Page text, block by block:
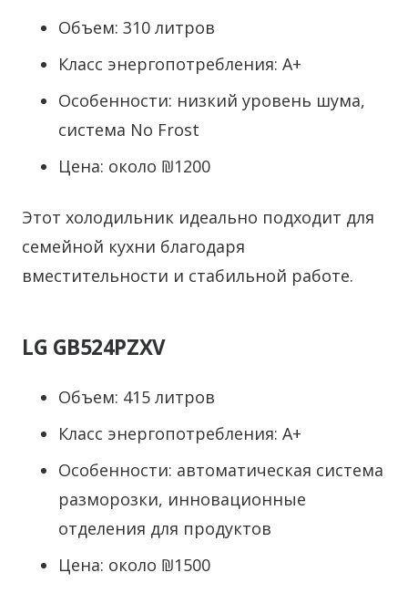
Объем: 310 литров
Класс энергопотребления: A+
Особенности: низкий уровень шума,
системa No Frost
Цена: около ₪1200
Этот холодильник идеально подходит для
семейной кухни благодаря
вместительности и стабильной работе.
LG GB524PZXV
Объем: 415 литров
Класс энергопотребления: A+
Особенности: автоматическая система
разморозки, инновационные
отделения для продуктов
Цена: около ₪1500